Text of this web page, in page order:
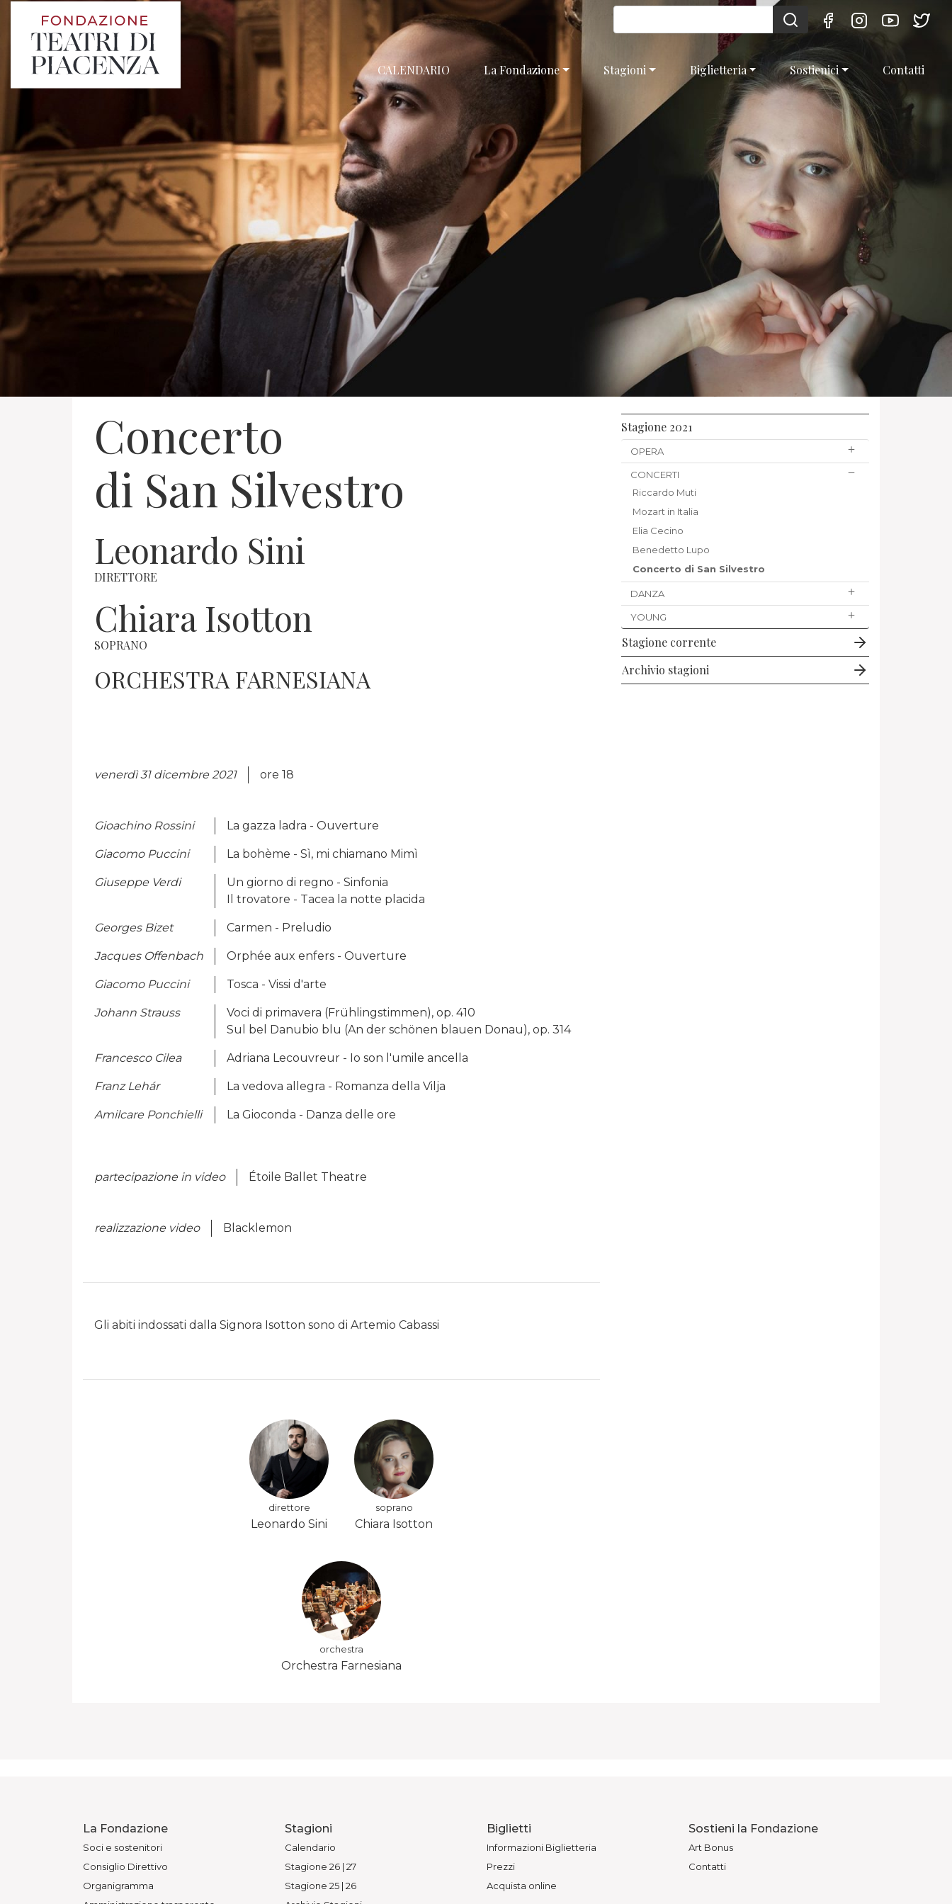
CALENDARIO La Fondazione Stagioni Biglietteria Sostienici Contatti
Concerto
di San Silvestro
Leonardo Sini
DIRETTORE
Chiara Isotton
SOPRANO
ORCHESTRA FARNESIANA
venerdì 31 dicembre 2021 ore 18
Gioachino Rossini La gazza ladra - Ouverture
Giacomo Puccini La bohème - Sì, mi chiamano Mimì
Giuseppe Verdi
Un giorno di regno - Sinfonia
Il trovatore - Tacea la notte placida
Georges Bizet Carmen - Preludio
Jacques Offenbach Orphée aux enfers - Ouverture
Giacomo Puccini Tosca - Vissi d'arte
Johann Strauss
Voci di primavera (Frühlingstimmen), op. 410
Sul bel Danubio blu (An der schönen blauen Donau), op. 314
Francesco Cilea Adriana Lecouvreur - Io son l'umile ancella
Franz Lehár La vedova allegra - Romanza della Vilja
Amilcare Ponchielli La Gioconda - Danza delle ore
partecipazione in video Étoile Ballet Theatre
realizzazione video Blacklemon
Gli abiti indossati dalla Signora Isotton sono di Artemio Cabassi
direttore
Leonardo Sini
soprano
Chiara Isotton
orchestra
Orchestra Farnesiana
Stagione 2021
OPERA
CONCERTI
Riccardo Muti
Mozart in Italia
Elia Cecino
Benedetto Lupo
Concerto di San Silvestro
DANZA
YOUNG
Stagione corrente
Archivio stagioni
La Fondazione
Soci e sostenitori
Consiglio Direttivo
Organigramma
Stagioni
Calendario
Stagione 26 | 27
Stagione 25 | 26
Biglietti
Informazioni Biglietteria
Prezzi
Acquista online
Sostieni la Fondazione
Art Bonus
Contatti